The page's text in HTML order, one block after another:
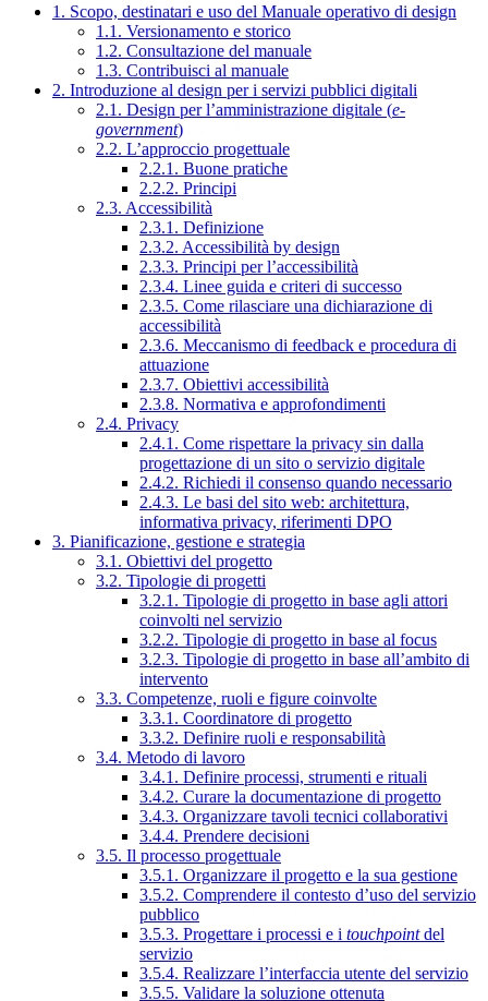
1. Scopo, destinatari e uso del Manuale operativo di design
1.1. Versionamento e storico
1.2. Consultazione del manuale
1.3. Contribuisci al manuale
2. Introduzione al design per i servizi pubblici digitali
2.1. Design per l’amministrazione digitale (e-
government)
2.2. L’approccio progettuale
2.2.1. Buone pratiche
2.2.2. Principi
2.3. Accessibilità
2.3.1. Definizione
2.3.2. Accessibilità by design
2.3.3. Principi per l’accessibilità
2.3.4. Linee guida e criteri di successo
2.3.5. Come rilasciare una dichiarazione di
accessibilità
2.3.6. Meccanismo di feedback e procedura di
attuazione
2.3.7. Obiettivi accessibilità
2.3.8. Normativa e approfondimenti
2.4. Privacy
2.4.1. Come rispettare la privacy sin dalla
progettazione di un sito o servizio digitale
2.4.2. Richiedi il consenso quando necessario
2.4.3. Le basi del sito web: architettura,
informativa privacy, riferimenti DPO
3. Pianificazione, gestione e strategia
3.1. Obiettivi del progetto
3.2. Tipologie di progetti
3.2.1. Tipologie di progetto in base agli attori
coinvolti nel servizio
3.2.2. Tipologie di progetto in base al focus
3.2.3. Tipologie di progetto in base all’ambito di
intervento
3.3. Competenze, ruoli e figure coinvolte
3.3.1. Coordinatore di progetto
3.3.2. Definire ruoli e responsabilità
3.4. Metodo di lavoro
3.4.1. Definire processi, strumenti e rituali
3.4.2. Curare la documentazione di progetto
3.4.3. Organizzare tavoli tecnici collaborativi
3.4.4. Prendere decisioni
3.5. Il processo progettuale
3.5.1. Organizzare il progetto e la sua gestione
3.5.2. Comprendere il contesto d’uso del servizio
pubblico
3.5.3. Progettare i processi e i touchpointdel
servizio
3.5.4. Realizzare l’interfaccia utente del servizio
3.5.5. Validare la soluzione ottenuta